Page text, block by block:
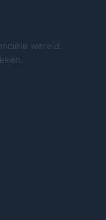
wereld.